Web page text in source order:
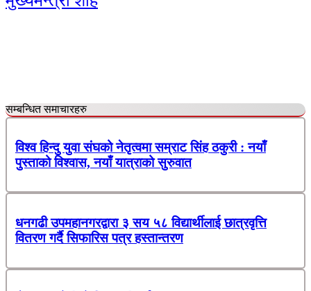
सम्बन्धित समाचारहरु
विश्व हिन्दु युवा संघको नेतृत्वमा सम्राट सिंह ठकुरी : नयाँ
पुस्ताको विश्वास, नयाँ यात्राको सुरुवात
धनगढी उपमहानगरद्वारा ३ सय ५८ विद्यार्थीलाई छात्रवृत्ति
वितरण गर्दै सिफारिस पत्र हस्तान्तरण